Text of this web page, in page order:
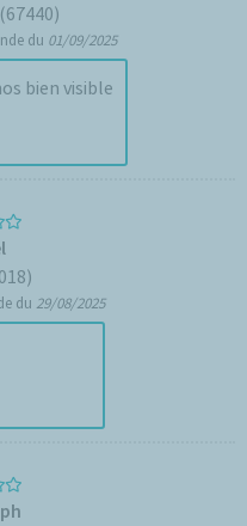
du 01/09/2025
bien visible
du 29/08/2025